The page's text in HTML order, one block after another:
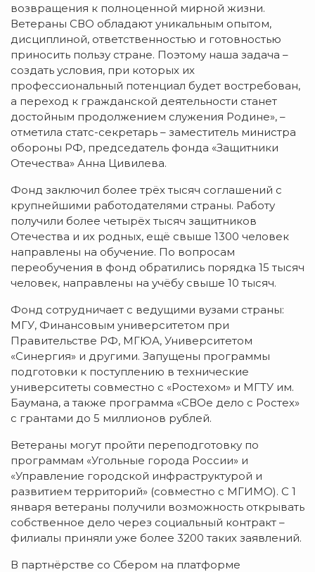
возвращения к полноценной мирной жизни.
Ветераны СВО обладают уникальным опытом,
дисциплиной, ответственностью и готовностью
приносить пользу стране. Поэтому наша задача –
создать условия, при которых их
профессиональный потенциал будет востребован,
а переход к гражданской деятельности станет
достойным продолжением служения Родине», –
отметила статс-секретарь – заместитель министра
обороны РФ, председатель фонда «Защитники
Отечества» Анна Цивилева.
Фонд заключил более трёх тысяч соглашений с
крупнейшими работодателями страны. Работу
получили более четырёх тысяч защитников
Отечества и их родных, ещё свыше 1300 человек
направлены на обучение. По вопросам
переобучения в фонд обратились порядка 15 тысяч
человек, направлены на учёбу свыше 10 тысяч.
Фонд сотрудничает с ведущими вузами страны:
МГУ, Финансовым университетом при
Правительстве РФ, МГЮА, Университетом
«Синергия» и другими. Запущены программы
подготовки к поступлению в технические
университеты совместно с «Ростехом» и МГТУ им.
Баумана, а также программа «СВОе дело с Ростех»
с грантами до 5 миллионов рублей.
Ветераны могут пройти переподготовку по
программам «Угольные города России» и
«Управление городской инфраструктурой и
развитием территорий» (совместно с МГИМО). С 1
января ветераны получили возможность открывать
собственное дело через социальный контракт –
филиалы приняли уже более 3200 таких заявлений.
В партнёрстве со Сбером на платформе